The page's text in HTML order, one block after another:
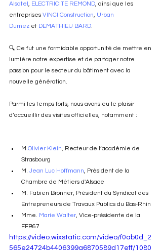
Alsatel, ELECTRICITE REMOND, ainsi que les
entreprises VINCI Construction, Urban
Dumez et DEMATHIEU BARD.
🔍 Ce fut une formidable opportunité de mettre en
lumière notre expertise et de partager notre
passion pour le secteur du bâtiment avec la
nouvelle génération.
Parmi les temps forts, nous avons eu le plaisir
d’accueillir des visites officielles, notamment :
M.Olivier Klein, Recteur de l’académie de
Strasbourg
M. Jean Luc Hoffmann, Président de la
Chambre de Métiers d'Alsace
M. Fabien Bronner, Président du Syndicat des
Entrepreneurs de Travaux Publics du Bas-Rhin
Mme. Marie Walter, Vice-présidente de la
FFB67
https://video.wixstatic.com/video/f0ab0d_2
565e24724b4406399a6870589d17eff/1080